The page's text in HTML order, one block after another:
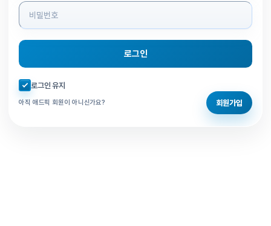
로그인
자동로그인 체크
로그인 유지
아직 애드픽 회원이 아니신가요? 회원가입